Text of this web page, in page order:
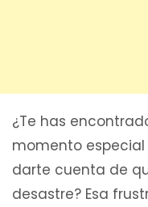
¿Te has
momento especial
darte cuenta de
desastre? Esa